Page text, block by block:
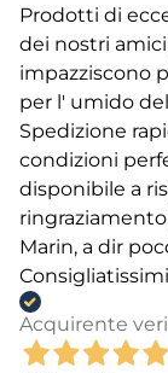
Prodotti di
dei nostri
impazziscono
per l' umido
Spedizione
condizioni
disponibile a
Marin, a dir
Acquirente